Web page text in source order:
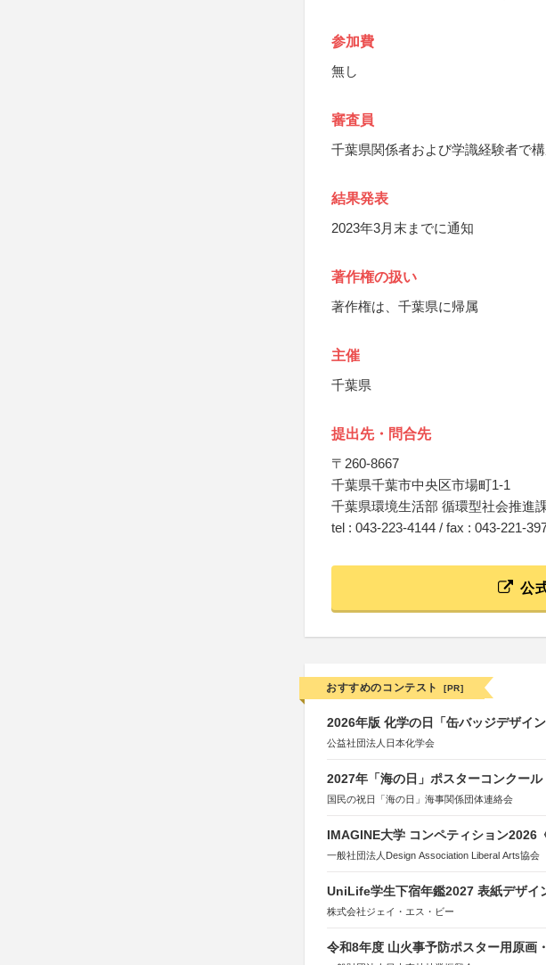
参加費
無し
審査員
千葉県関係者および学識経験者で
結果発表
2023年3月末までに通知
著作権の扱い
著作権は、千葉県に帰属
主催
千葉県
提出先・問合先
〒260-8667
千葉県千葉市中央区市場町1-1
千葉県環境生活部 循環型社会推進
tel : 043-223-4144 / fax : 043-221-
公
おすすめのコンテスト [PR]
2026年版 化学の日「缶バッジデザイ
公益社団法人日本化学会
2027年「海の日」ポスターコンクール
国民の祝日「海の日」海事関係団体連絡会
IMAGINE大学 コンペティション2026
一般社団法人Design Association Liberal Arts協会
UniLife学生下宿年鑑2027 表紙デザイ
株式会社ジェイ・エス・ビー
令和8年度 山火事予防ポスター用原画